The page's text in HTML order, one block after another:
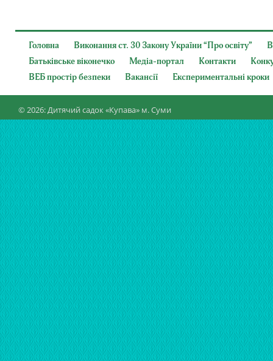
Головна Виконання ст. 30 Закону України “Про освіту”
Батьківське віконечко
Медіа-портал Контакти
ВЕБ простір безпеки
Вакансії Експериментальні кроки
© 2026: Дитячий садок «Купава» м. Суми